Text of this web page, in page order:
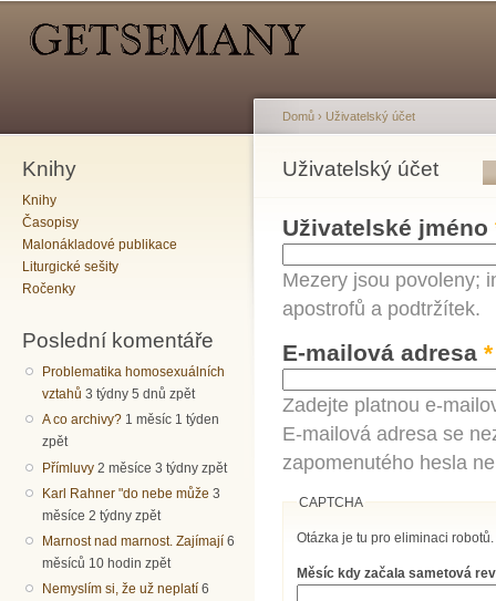
Knihy
Knihy
Časopisy
Malonákladové publikace
Liturgické sešity
Ročenky
Poslední komentáře
Problematika homosexuálních
vztahů 3 týdny 5 dnů zpět
A co archivy? 1 měsíc 1 týden
zpět
Přímluvy 2 měsíce 3 týdny zpět
Karl Rahner "do nebe může 3
měsíce 2 týdny zpět
Marnost nad marnost. Zajímají 6
měsíců 10 hodin zpět
Nemyslím si, že už neplatí 6
Jste zde
Domů › Uživatelský účet
Uživatelský účet
Hlavní záložky
Uživatelské jméno
Mezery jsou povoleny;
apostrofů a podtržítek.
E-mailová adresa *
Zadejte platnou e-
E-mailová adresa se
zapomenutého hesla
CAPTCHA
Otázka je tu pro eliminaci robotů.
Měsíc kdy začala sametová